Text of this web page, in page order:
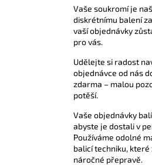
Vaše soukromí je
diskrétnímu balení
vaší objednávky
pro vás.
Udělejte si radost
objednávce od nás
zdarma – malou
potěší.
Vaše objednávky
abyste je dostali v
Používáme odolné
balicí techniku,
náročné přepravě.